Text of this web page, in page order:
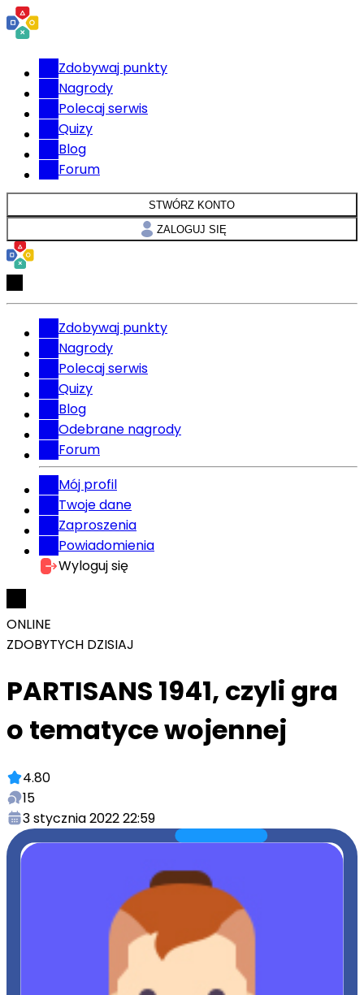
Zdobywaj punkty
Nagrody
Polecaj serwis
Quizy
Blog
Forum
STWÓRZ KONTO
ZALOGUJ SIĘ
Zdobywaj punkty
Nagrody
Polecaj serwis
Quizy
Blog
Odebrane nagrody
Forum
Mój profil
Twoje dane
Zaproszenia
Powiadomienia
Wyloguj się
ONLINE
ZDOBYTYCH DZISIAJ
PARTISANS 1941, czyli gra
o tematyce wojennej
4.80
15
3 stycznia 2022 22:59